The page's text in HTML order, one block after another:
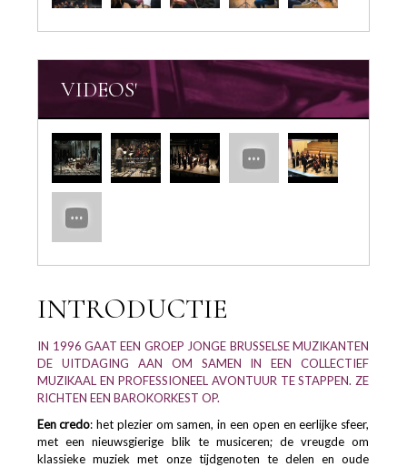
INTRODUCTIE
IN 1996 GAAT EEN GROEP JONGE BRUSSELSE MUZIKANTEN
DE UITDAGING AAN OM SAMEN IN EEN COLLECTIEF
MUZIKAAL EN PROFESSIONEEL AVONTUUR TE STAPPEN. ZE
RICHTEN EEN BAROKORKEST OP.
Een credo: het plezier om samen, in een open en eerlijke sfeer,
met een nieuwsgierige blik te musiceren; de vreugde om
klassieke muziek met onze tijdgenoten te delen en oude
VIDEOS'